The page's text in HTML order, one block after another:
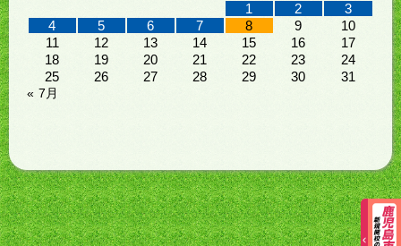
1
2
3
4
5 6 7 8 9
10
11
12 13 14 15 16
17
18
19 20 21 22 23
24
25
26 27 28 29 30 31
« 7月